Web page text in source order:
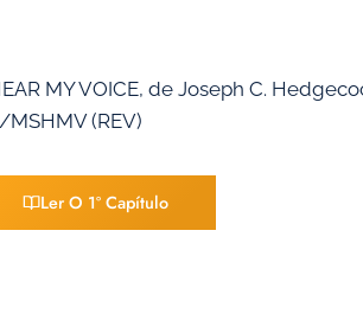
MY VOICE, de Joseph C.
(REV)
Ler O 1º Capítulo